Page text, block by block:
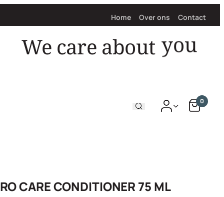
Home Over ons Contact
We care about
0
CARE CONDITIONER 75 ML